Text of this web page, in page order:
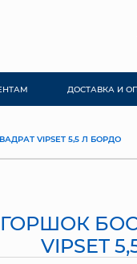
ДОСТАВКА И
VIPSET 5,5 Л БОРДО
ГОРШОК
VIPSET